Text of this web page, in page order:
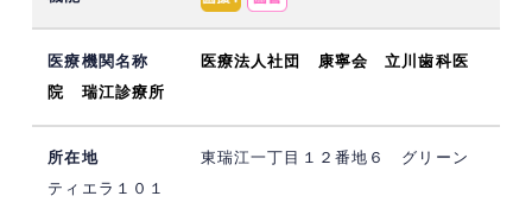
医療法人社団 康寧会 立川歯科医
院 瑞江診療所
東瑞江一丁目１２番地６ グリーン
ティエラ１０１